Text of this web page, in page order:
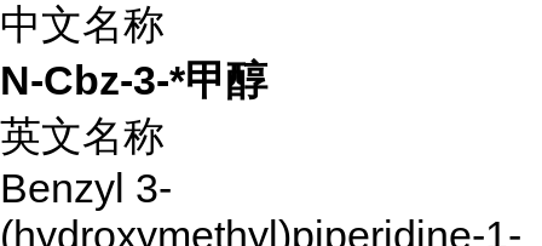
中文名称
N-Cbz-3-*甲醇
英文名称
Benzyl 3-
(hydroxymethyl)piperidine-1-